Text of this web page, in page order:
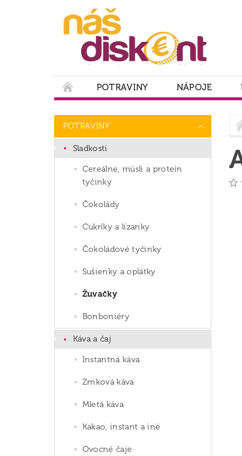
POTRAVINY NÁPOJE
POTRAVINY
Sladkosti
Cereálne, müsli a proteín
tyčinky
Čokolády
Cukríky a lízanky
Čokoládové tyčinky
Sušienky a oplátky
Žuvačky
Bonboniéry
Káva a čaj
Instantná káva
Zrnková káva
Mletá káva
Kakao, instant a iné
Ovocné čaje